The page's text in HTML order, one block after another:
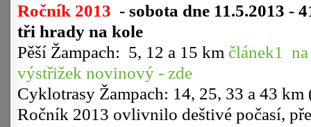
Ročník 2013 - sobota dne 11.5.2013
tři hrady na kole
Pěší Žampach: 5, 12 a 15 km článek1
výstřižek novinový - zde
Cyklotrasy Žampach: 14, 25, 33 a 43
Ročník 2013 ovlivnilo deštivé počasí,